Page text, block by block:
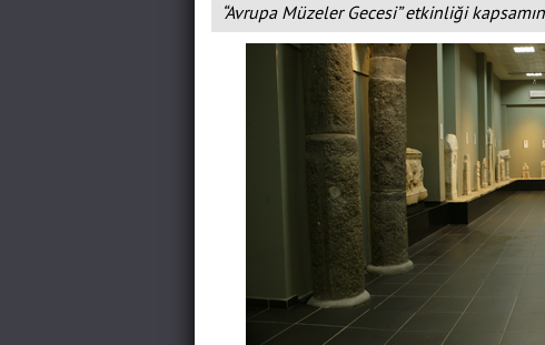
“Avrupa Müzeler Gecesi” etkinliği